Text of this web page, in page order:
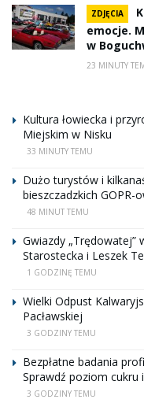
ZDJĘCIA
emocje.
w
23 MINUTY
Kultura łowiecka i
Miejskim w Nisku
33 MINUTY TEMU
Dużo turystów i
bieszczadzkich GOPR-
48 MINUT TEMU
Gwiazdy „Trędowatej”
Starostecka i Leszek
1 GODZINĘ TEMU
Wielki Odpust
Pacławskiej
3 GODZINY TEMU
Bezpłatne badania
Sprawdź poziom cukru i
3 GODZINY TEMU